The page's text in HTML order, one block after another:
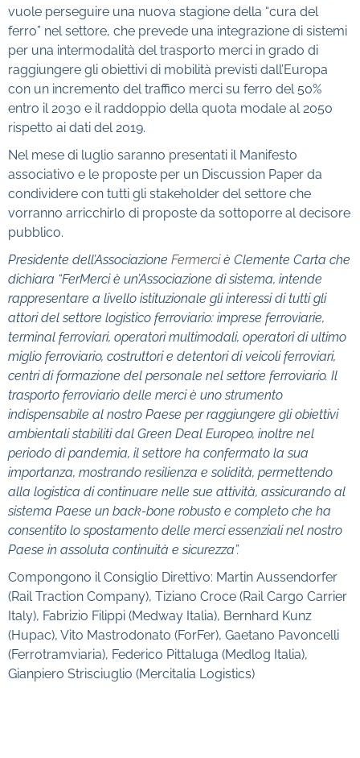
vuole perseguire una nuova stagione della “cura del
ferro” nel settore, che prevede una integrazione di sistemi
per una intermodalità del trasporto merci in grado di
raggiungere gli obiettivi di mobilità previsti dall’Europa
con un incremento del traffico merci su ferro del 50%
entro il 2030 e il raddoppio della quota modale al 2050
rispetto ai dati del 2019.
Nel mese di luglio saranno presentati il Manifesto
associativo e le proposte per un Discussion Paper da
condividere con tutti gli stakeholder del settore che
vorranno arricchirlo di proposte da sottoporre al decisore
pubblico.
Presidente dell’Associazione Fermerciè Clemente Carta che
dichiara “FerMerci è un’Associazione di sistema, intende
rappresentare a livello istituzionale gli interessi di tutti gli
attori del settore logistico ferroviario: imprese ferroviarie,
terminal ferroviari, operatori multimodali, operatori di ultimo
miglio ferroviario, costruttori e detentori di veicoli ferroviari,
centri di formazione del personale nel settore ferroviario. Il
trasporto ferroviario delle merci è uno strumento
indispensabile al nostro Paese per raggiungere gli obiettivi
ambientali stabiliti dal Green Deal Europeo, inoltre nel
periodo di pandemia, il settore ha confermato la sua
importanza, mostrando resilienza e solidità, permettendo
alla logistica di continuare nelle sue attività, assicurando al
sistema Paese un back-bone robusto e completo che ha
consentito lo spostamento delle merci essenziali nel nostro
Paese in assoluta continuità e sicurezza”.
Compongono il Consiglio Direttivo: Martin Aussendorfer
(Rail Traction Company), Tiziano Croce (Rail Cargo Carrier
Italy), Fabrizio Filippi (Medway Italia), Bernhard Kunz
(Hupac), Vito Mastrodonato (ForFer), Gaetano Pavoncelli
(Ferrotramviaria), Federico Pittaluga (Medlog Italia),
Gianpiero Strisciuglio (Mercitalia Logistics)